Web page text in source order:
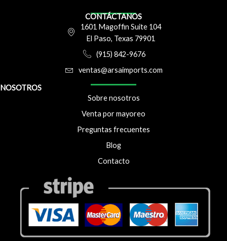
CONTÁCTANOS
1601 Magoffin Suite 104
El Paso, Texas 79901
(915) 842-9676
ventas@arsaimports.com
NOSOTROS
Sobre nosotros
Venta por mayoreo
Preguntas frecuentes
Blog
Contacto